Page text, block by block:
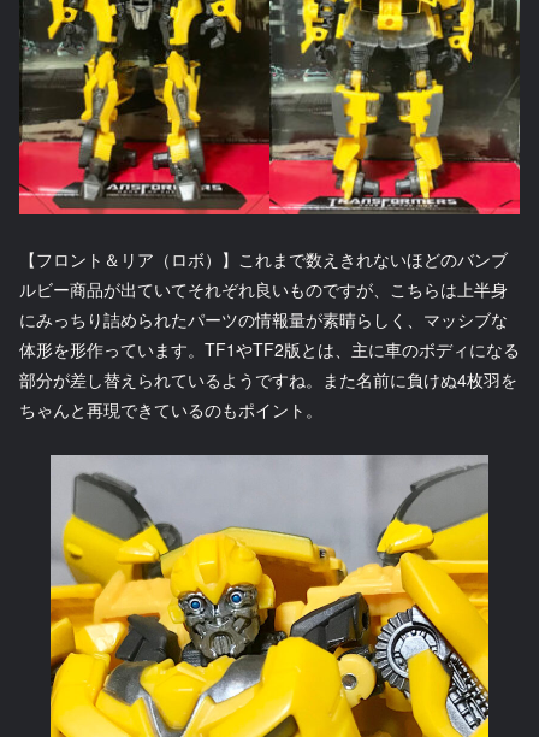
【フロント＆リア（ロボ）】これまで数えきれないほどのバンブ
ルビー商品が出ていてそれぞれ良いものですが、こちらは上半身
にみっちり詰められたパーツの情報量が素晴らしく、マッシブな
体形を形作っています。TF1やTF2版とは、主に車のボディになる
部分が差し替えられているようですね。また名前に負けぬ4枚羽を
ちゃんと再現できているのもポイント。